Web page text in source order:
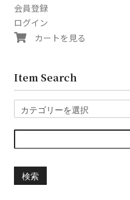
会員登録
ログイン
カートを見る
Item Search
検索